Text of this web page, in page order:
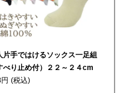
片手ではけるソックス一足組
べり止め付）２２～２４cm
(税込)